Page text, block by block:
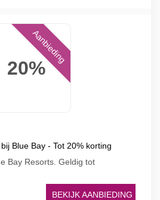
20%
Aanbieding
Blue Bay - Tot 20% korting
Bay Resorts. Geldig tot
BEKIJK AANBIEDING